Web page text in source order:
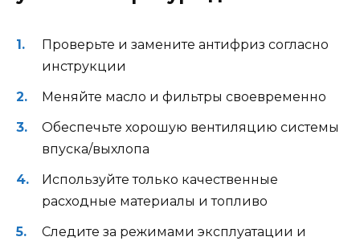
Проверьте и замените антифриз согласно
инструкции
Меняйте масло и фильтры своевременно
Обеспечьте хорошую вентиляцию системы
впуска/выхлопа
Используйте только качественные
расходные материалы и топливо
Следите за режимами эксплуатации и